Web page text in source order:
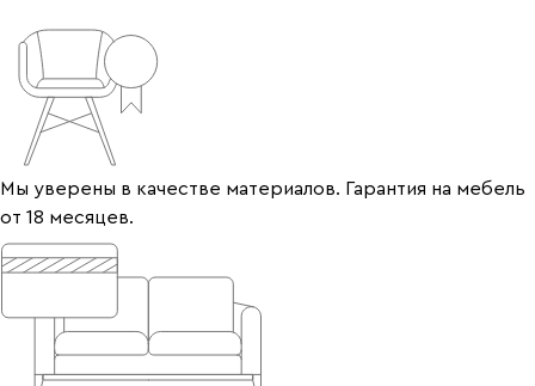
Мы уверены в качестве материалов. Гарантия на мебель
от 18 месяцев.